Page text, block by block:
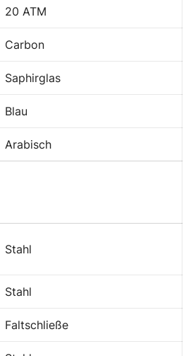
20 ATM
Carbon
Saphirglas
Blau
Arabisch
Stahl
Stahl
Faltschließe